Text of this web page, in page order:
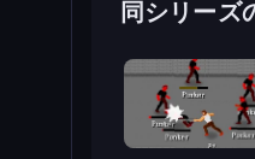
同シリーズ